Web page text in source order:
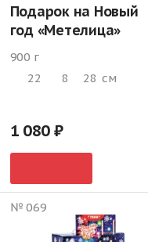
Подарок на Новый
год «Метелица»
900 г
22
8 28 см
1 080
№ 069